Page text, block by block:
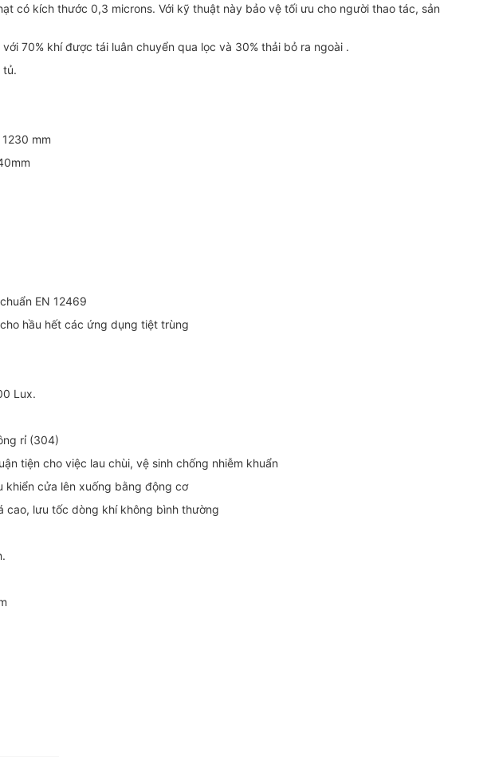
có kích thước 0,3 microns. Với kỹ thuật này bảo vệ tối ưu cho người thao tác, sản
70% khí được tái luân chuyển qua lọc và 30% thải bỏ ra ngoài .
tủ.
mm
EN 12469
hầu hết các ứng dụng tiệt trùng
Lux.
rỉ (304)
tiện cho việc lau chùi, vệ sinh chống nhiễm khuẩn
khiển cửa lên xuống bằng động cơ
cao, lưu tốc dòng khí không bình thường